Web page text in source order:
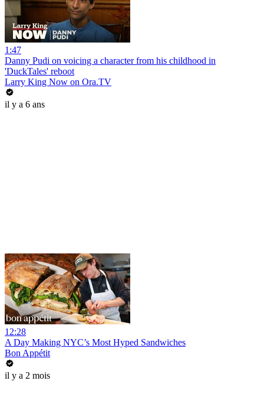
1:47
Danny Pudi on voicing a character from his childhood in
'DuckTales' reboot
Larry King Now on Ora.TV
il y a 6 ans
12:28
A Day Making NYC’s Most Hyped Sandwiches
Bon Appétit
il y a 2 mois